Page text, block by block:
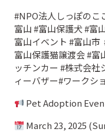
#NPO法人しっぽのこ
富山 #富山保護犬 #富
富山イベント #富山市
富山保護猫譲渡会 #富
ッチンカー #株式会社
ィーバザー#ワークシ
Pet Adoption
March 23, 2025